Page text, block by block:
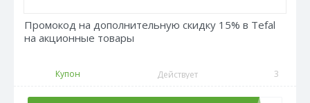
Промокод на дополнительную скидку 15% в Tefal
на акционные товары
Купон Действует 3